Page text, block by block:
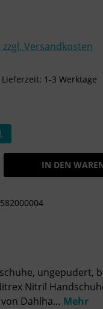
Versandkosten
1-3 Werktage
IST ZURZEIT NICHT
Gib den
IN DEN
ungepudert,
Nitril
Dahlha… Mehr